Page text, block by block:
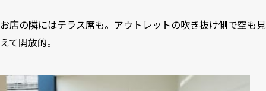
お店の隣にはテラス席も。アウトレットの吹き抜け側で空も見
えて開放的。